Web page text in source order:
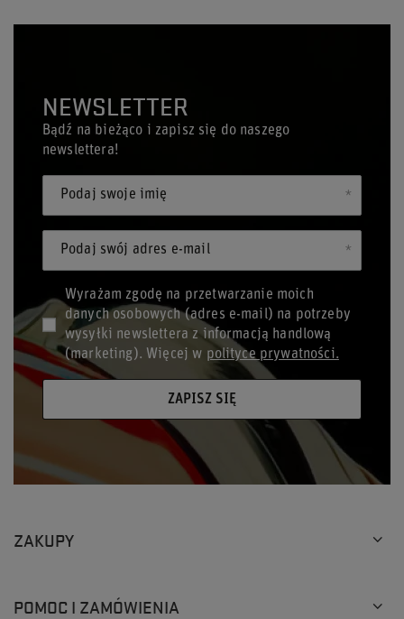
NEWSLETTER
Bądź na bieżąco i zapisz się do naszego
newslettera!
Podaj swoje imię
Podaj swój adres e-mail
Wyrażam zgodę na przetwarzanie moich
danych osobowych (adres e-mail) na potrzeby
wysyłki newslettera z informacją handlową
(marketing). Więcej w polityce prywatności.
ZAPISZ SIĘ
ZAKUPY
POMOC I ZAMÓWIENIA